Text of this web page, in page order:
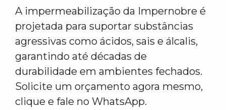
A impermeabilização da Impernobre é
projetada para suportar substâncias
agressivas como ácidos, sais e álcalis,
garantindo até décadas de
durabilidade em ambientes fechados.
Solicite um orçamento agora mesmo,
clique e fale no WhatsApp.